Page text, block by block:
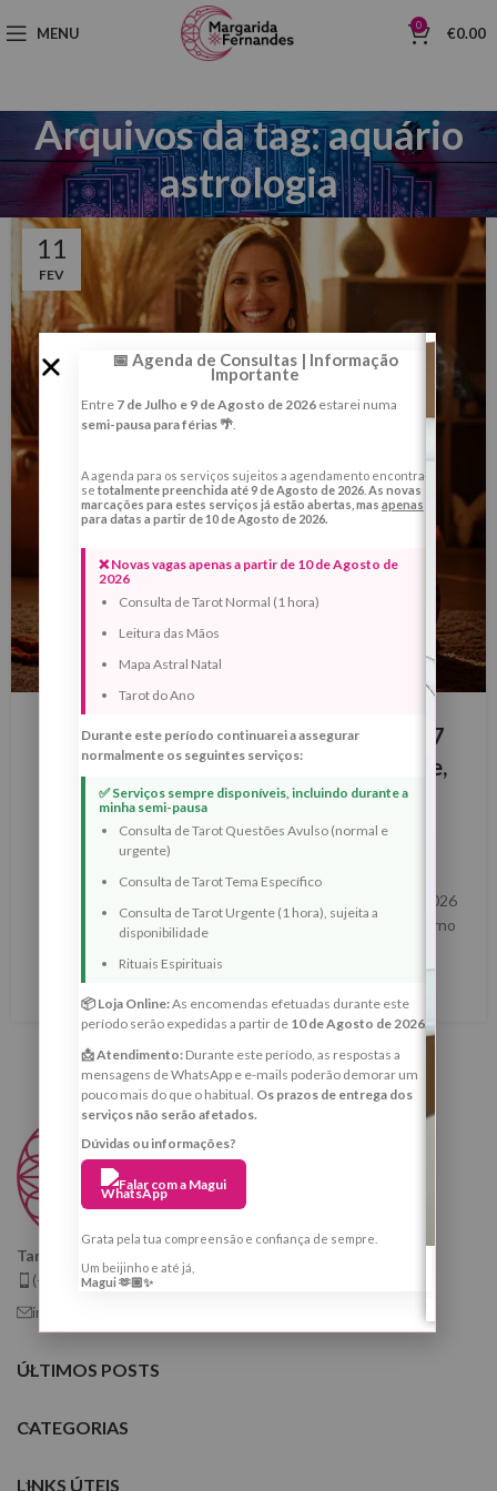
MENU 0 €0.00
Arquivos da tag: aquário
astrologia
11
FEV
Lua Nova com Eclipse Solar Anular – 17
de Fevereiro de 2026 – Ritual de Corte,
Renascimento e Reposicionamento
Interno
Lua Nova com Eclipse Solar Anular – 17 de Fevereiro de 2026
Ritual de Corte, Renascimento e Reposicionamento Interno
Taróloga, Cartomante e Quiróloga
(+351) 925 799 410
info@tarologamargaridafernandes.com
ÚLTIMOS POSTS
CATEGORIAS
LINKS ÚTEIS
📅 Agenda de Consultas | Informação
Importante
Entre 7 de Julho e 9 de Agosto de 2026estarei numa
semi-pausa para férias 🌴.
A agenda para os serviços sujeitos a agendamento encontra-
se totalmente preenchida até 9 de Agosto de 2026. As novas
marcações para estes serviços já estão abertas, mas apenas
para datas a partir de 10 de Agosto de 2026.
❌ Novas vagas apenas a partir de 10 de Agosto de
2026
Consulta de Tarot Normal (1 hora)
Leitura das Mãos
Mapa Astral Natal
Tarot do Ano
Durante este período continuarei a assegurar
normalmente os seguintes serviços:
✅ Serviços sempre disponíveis, incluindo durante a
minha semi-pausa
Consulta de Tarot Questões Avulso (normal e
urgente)
Consulta de Tarot Tema Específico
Consulta de Tarot Urgente (1 hora), sujeita a
disponibilidade
Rituais Espirituais
📦 Loja Online:As encomendas efetuadas durante este
período serão expedidas a partir de 10 de Agosto de 2026.
📩 Atendimento:Durante este período, as respostas a
mensagens de WhatsApp e e-mails poderão demorar um
pouco mais do que o habitual. Os prazos de entrega dos
serviços não serão afetados.
Dúvidas ou informações?
Falar com a Magui
Grata pela tua compreensão e confiança de sempre.
Um beijinho e até já,
Magui 🫶🏼✨